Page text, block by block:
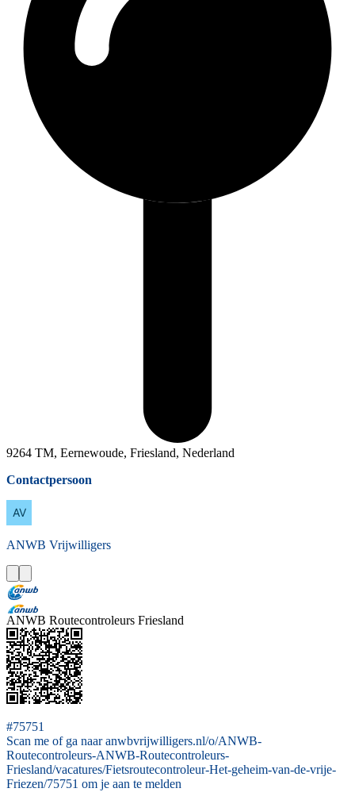
9264 TM, Eernewoude, Friesland, Nederland
Contactpersoon
ANWB Vrijwilligers
ANWB Routecontroleurs Friesland
#75751
Scan me of ga naar anwbvrijwilligers.nl/o/ANWB-
Routecontroleurs-ANWB-Routecontroleurs-
Friesland/vacatures/Fietsroutecontroleur-Het-geheim-van-de-vrije-
Friezen/75751 om je aan te melden